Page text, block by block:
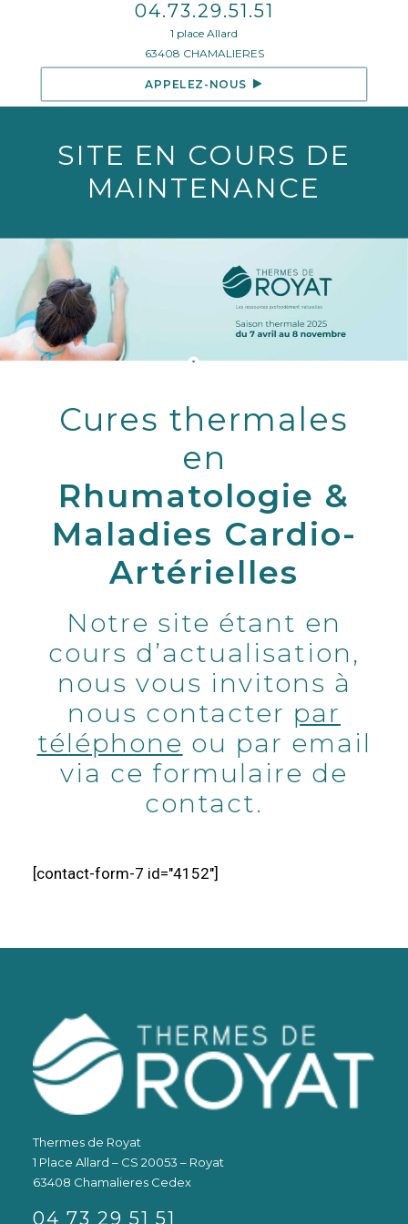
04.73.29.51.51
1 place Allard
63408 CHAMALIERES
APPELEZ-NOUS
SITE EN COURS DE
MAINTENANCE
Cures thermales
en
Rhumatologie &
Maladies Cardio-
Artérielles
Notre site étant en
cours d’actualisation,
nous vous invitons à
nous contacter par
téléphone ou par email
via ce formulaire de
contact.
[contact-form-7 id="4152"]
Thermes de Royat
1 Place Allard – CS 20053 – Royat
63408 Chamalieres Cedex
04 73 29 51 51